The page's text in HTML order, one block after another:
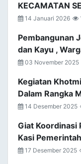
KECAMATAN
14 Januari 2026
Pembangunan
dan Kayu ,
03 November 2025
Kegiatan
Dalam Rangka
14 Desember 2025
Giat Koordinasi
Kasi
17 Desember 2025